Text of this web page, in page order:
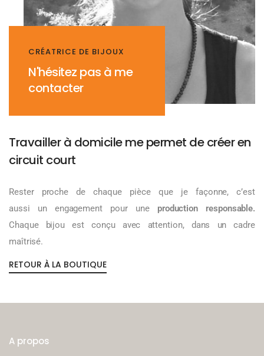
CRÉATRICE DE BIJOUX
N'hésitez pas à me
contacter
Travailler à domicile me permet de créer en
circuit court
Rester proche de chaque pièce que je façonne, c’est
aussi un engagement pour une production responsable.
Chaque bijou est conçu avec attention, dans un cadre
maîtrisé.
RETOUR À LA BOUTIQUE
A propos